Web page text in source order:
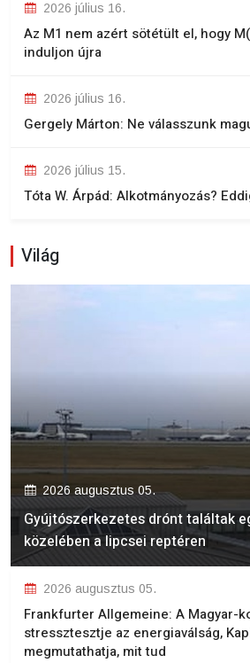
2026 július 16.
Az M1 nem azért sötétült el, hogy
induljon újra
2026 július 16.
Gergely Márton: Ne válasszunk
2026 július 15.
Tóta W. Árpád: Alkotmányozás?
Világ
2026 augusztus 05.
Gyújtószerkezetes drónt találtak
közelében a lipcsei reptéren
2026 augusztus 05.
Frankfurter Allgemeine: A Magyar-
stressztesztje az energiaválság,
megmutathatja, mit tud